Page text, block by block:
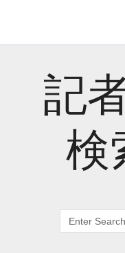
記
検